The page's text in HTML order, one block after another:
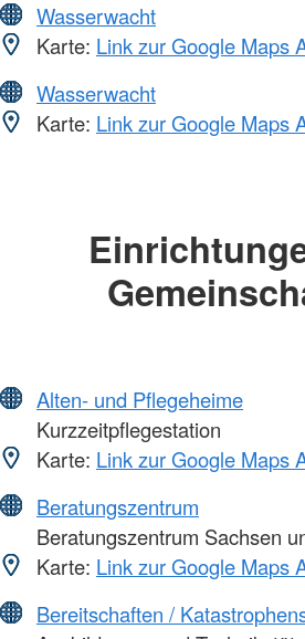
Wasserwacht
Karte: Link zur Google Maps
Wasserwacht
Karte: Link zur Google Maps
Alten- und Pflegeheime
Kurzzeitpflegestation
Karte: Link zur Google Maps
Beratungszentrum
Beratungszentrum Sachsen
Karte: Link zur Google Maps
Bereitschaften /